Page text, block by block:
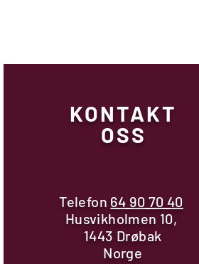
KONTAKT
OSS
Telefon 64 90 70 40
Husvikholmen 10,
1443 Drøbak
Norge